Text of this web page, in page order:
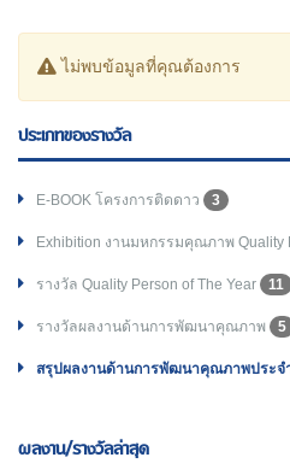
ไม่พบข้อมูลที่คุณต้องการ
ประเภทของรางวัล
E-BOOK โครงการติดดาว 3
Exhibition งานมหกรรมคุณภาพ Quality
รางวัล Quality Person of The Year 11
รางวัลผลงานด้านการพัฒนาคุณภาพ 5
สรุปผลงานด้านการพัฒนาคุณภาพประจ
ผลงาน/รางวัลล่าสุด